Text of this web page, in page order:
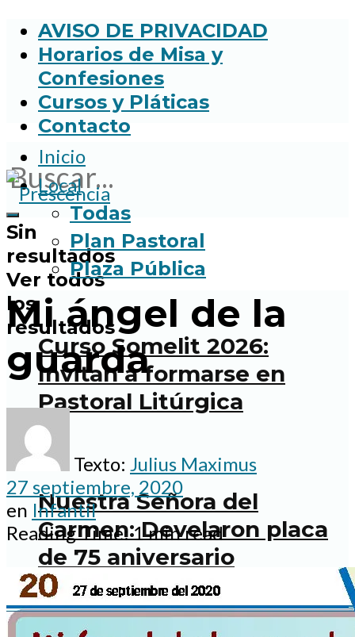
AVISO DE PRIVACIDAD
Horarios de Misa y
Confesiones
Cursos y Pláticas
Contacto
Sin
resultados
Ver todos
los
resultados
Inicio
Local
Todas
Plan Pastoral
Plaza Pública
Curso Somelit 2026:
Invitan a formarse en
Pastoral Litúrgica
Nuestra Señora del
Carmen: Develaron placa
de 75 aniversario
parroquial
Mi ángel de la
guarda
Texto: Julius Maximus
27 septiembre, 2020
en Infantil
Reading Time: 1 min read